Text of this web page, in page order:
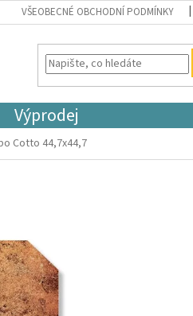
VŠEOBECNÉ OBCHODNÍ PODMÍNKY
Výprodej
Cotto 44,7x44,7